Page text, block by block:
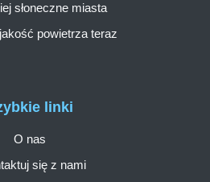
linki
O nas
się z nami
słoneczne miasta
powietrza teraz